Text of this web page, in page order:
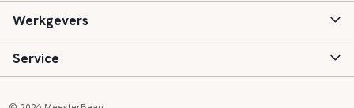
Speciaal (basis) onderwijs
Voortgezet onderwijs
Aanmelden
Vacatures
Werkgevers
Inloggen
Service